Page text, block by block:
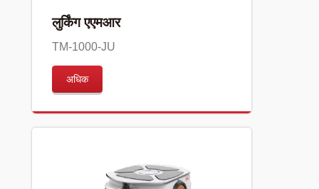
लुर्किंग एएमआर
TM-1000-JU
अधिक